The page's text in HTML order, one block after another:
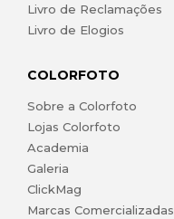
Livro de Reclamações
Livro de Elogios
COLORFOTO
Sobre a Colorfoto
Lojas Colorfoto
Academia
Galeria
ClickMag
Marcas Comercializadas